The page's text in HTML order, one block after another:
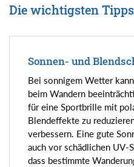
Die wichtigsten Tipps
Sonnen- und
Bei sonnigem Wetter
beim Wandern
für eine Sportbrille mit
Blendeffekte zu
verbessern. Eine gute
auch vor schädlichen UV-
dass bestimmte